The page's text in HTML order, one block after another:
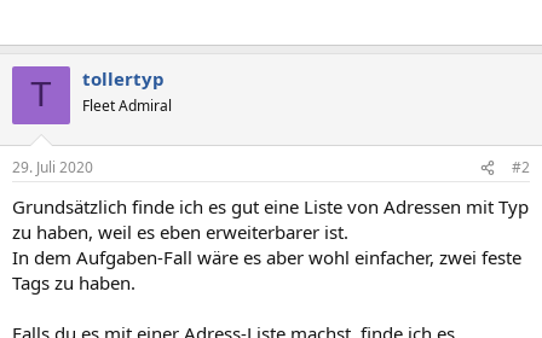
T tollertyp
Fleet Admiral
29. Juli 2020 #2
Grundsätzlich finde ich es gut eine Liste von Adressen mit Typ
zu haben, weil es eben erweiterbarer ist.
In dem Aufgaben-Fall wäre es aber wohl einfacher, zwei feste
Tags zu haben.
Falls du es mit einer Adress-Liste machst, finde ich es